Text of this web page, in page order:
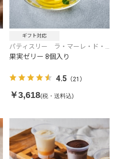
ギフト対応
パティスリー ラ・マーレ・ド・
チャヤ
果実ゼリー 8個入り
4.5（21）
￥3,618(税・送料込)